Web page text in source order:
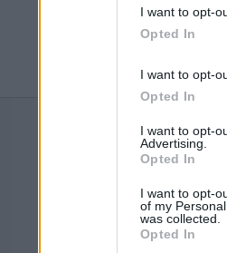
I want to opt-
Opted In
I want to opt-
Opted In
I want to opt-
Advertising.
Opted In
I want to opt-
of my
was collected.
Opted In
Últimas noticias
España impone
Italia rechaza el
España hasta el 15 de